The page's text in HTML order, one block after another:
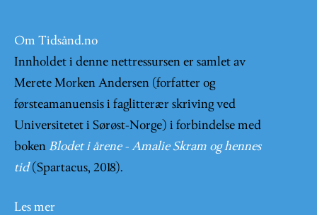
Om Tidsånd.no
Innholdet i denne nettressursen er samlet av
Merete Morken Andersen (forfatter og
førsteamanuensis i faglitterær skriving ved
Universitetet i Sørøst-Norge) i forbindelse med
boken Blodet i årene - Amalie Skram og hennes
tid (Spartacus, 2018).
Les mer